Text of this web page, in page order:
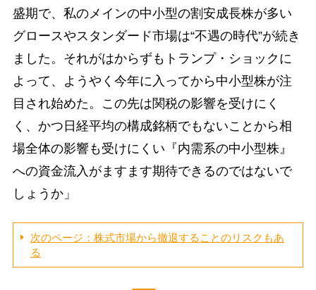
盛期で、私のメインの中小型の割安成長株が多い
グロースやスタンダード市場は“不遇の時代”が続き
ました。それがはからずもトランプ・ショックに
よって、ようやく今年に入ってから中小型株が注
目され始めた。この先は関税の影響を受けにく
く、かつ日経平均の構成銘柄でもないことから相
場全体の影響も受けにくい『内需系の中小型株』
への資金流入がますます期待できるのではないで
しょうか」
次のページ：株式市場から撤退することのリスクもあ
る